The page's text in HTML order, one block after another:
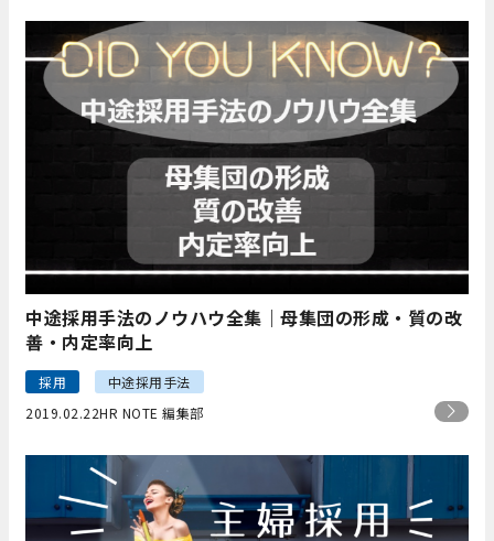
中途採用手法のノウハウ全集｜母集団の形成・質の改
善・内定率向上
採用
中途採用手法
2019.02.22HR NOTE 編集部